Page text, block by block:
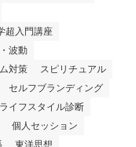
超入門講座
波動
対策
スピリチュアル
セルフブランディング
ライフスタイル診断
個人セッション
東洋思想